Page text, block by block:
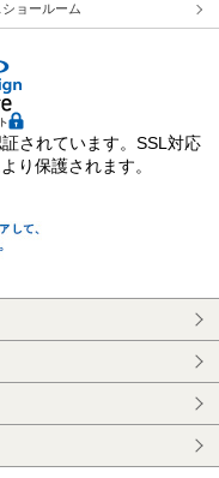
ショールーム
されています。SSL対応
り保護されます。